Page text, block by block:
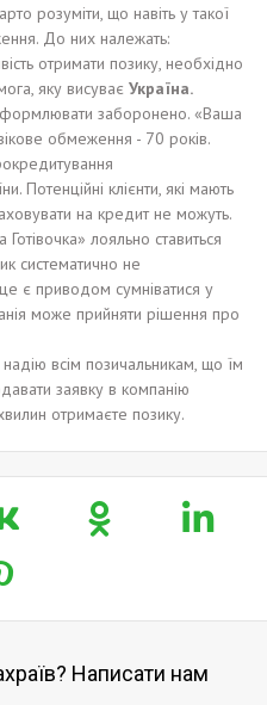
розуміти, що навіть у такої
До них належать:
отримати позику, необхідно
яку висуває Україна.
заборонено. «Ваша
обмеження - 70 років.
Потенційні клієнти, які мають
на кредит не можуть.
лояльно ставиться
систематично не
є приводом сумніватися у
може прийняти рішення про
всім позичальникам, що їм
заявку в компанію
отримаєте позику.
Написати нам